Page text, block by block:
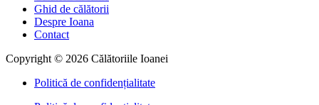
Ghid de călătorii
Despre Ioana
Contact
Copyright © 2026 Călătoriile Ioanei
Politică de confidențialitate